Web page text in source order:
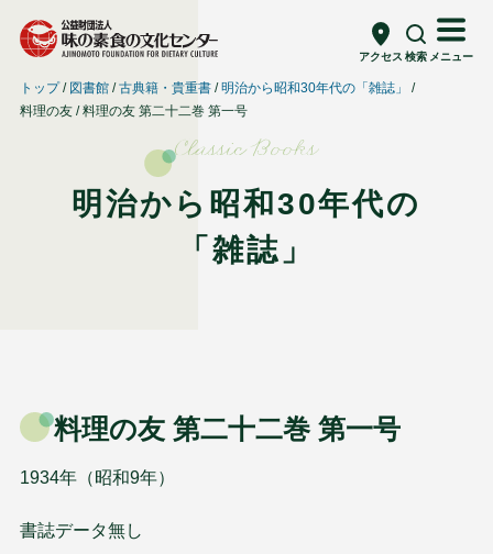
アクセス 検索 メニュー
トップ 図書館 古典籍・貴重書
明治から昭和30年代の「雑誌」
料理の友
料理の友 第二十二巻 第一号
Classic Books
明治から昭和30年代の
「雑誌」
料理の友 第二十二巻 第一号
1934年（昭和9年）
書誌データ無し